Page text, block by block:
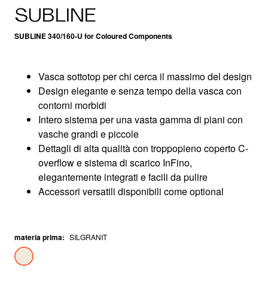
SUBLINE
SUBLINE 340/160-U for Coloured Components
Vasca sottotop per chi cerca il massimo del design
Design elegante e senza tempo della vasca con
contorni morbidi
Intero sistema per una vasta gamma di piani con
vasche grandi e piccole
Dettagli di alta qualità con troppopieno coperto C-
overflow e sistema di scarico InFino,
elegantemente integrati e facili da pulire
Accessori versatili disponibili come optional
materia prima: SILGRANIT